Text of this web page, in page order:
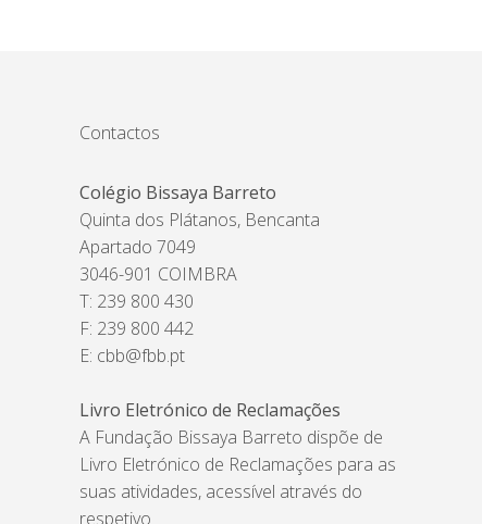
Contactos
Colégio Bissaya Barreto
Quinta dos Plátanos, Bencanta
Apartado 7049
3046-901 COIMBRA
T: 239 800 430
F: 239 800 442
E: cbb@fbb.pt
Livro Eletrónico de Reclamações
A Fundação Bissaya Barreto dispõe de
Livro Eletrónico de Reclamações para as
suas atividades, acessível através do
respetivo